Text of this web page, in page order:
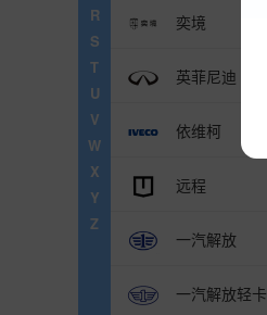
R
S
T
U
V
W
X
Y
Z
奕境
英菲尼迪
依维柯
远程
一汽解放
一汽解放轻卡